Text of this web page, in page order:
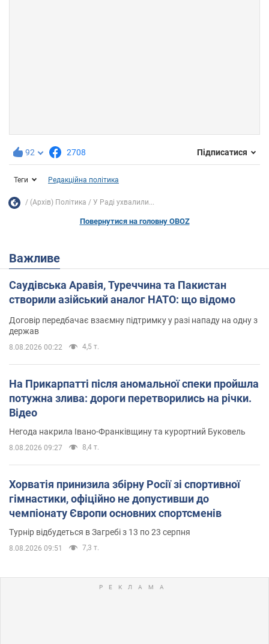
92 2708 Підписатися
Теги Редакційна політика
(Архів) Політика У Раді ухвалили...
Повернутися на головну OBOZ
Важливе
Саудівська Аравія, Туреччина та Пакистан
створили азійський аналог НАТО: що відомо
Договір передбачає взаємну підтримку у разі нападу на одну з
держав
8.08.2026 00:22 4,5 т.
На Прикарпатті після аномальної спеки пройшла
потужна злива: дороги перетворились на річки.
Відео
Негода накрила Івано-Франківщину та курортний Буковель
8.08.2026 09:27 8,4 т.
Хорватія принизила збірну Росії зі спортивної
гімнастики, офіційно не допустивши до
чемпіонату Європи основних спортсменів
Турнір відбудеться в Загребі з 13 по 23 серпня
8.08.2026 09:51 7,3 т.